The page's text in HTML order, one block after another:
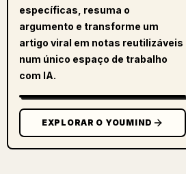
específicas, resuma o
argumento e transforme um
artigo viral em notas reutilizáveis
num único espaço de trabalho
com IA.
EXPLORAR O YOUMIND